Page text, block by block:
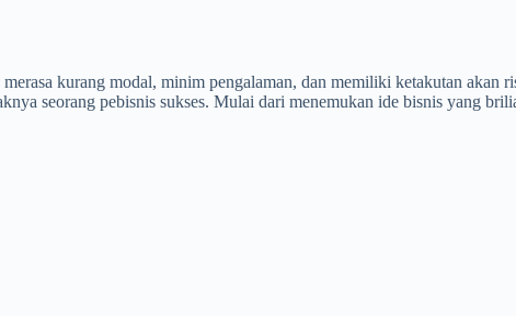
kurang modal, minim pengalaman, dan memiliki ketakutan akan
seorang pebisnis sukses. Mulai dari menemukan ide bisnis yang